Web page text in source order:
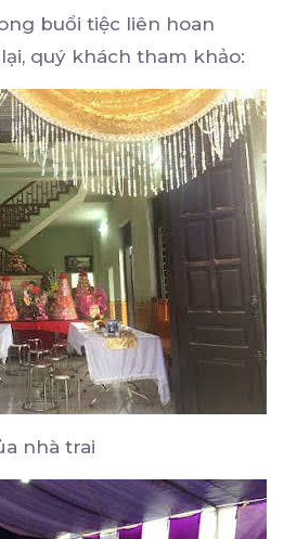
buổi tiệc liên hoan
quý khách tham khảo:
nhà trai